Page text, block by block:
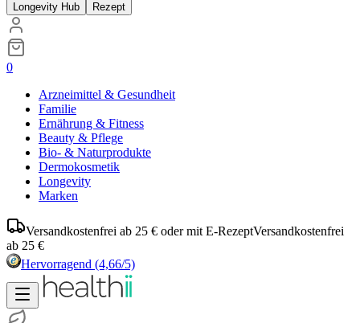
Longevity Hub Rezept
0
Arzneimittel & Gesundheit
Familie
Ernährung & Fitness
Beauty & Pflege
Bio- & Naturprodukte
Dermokosmetik
Longevity
Marken
Versandkostenfrei ab 25 € oder mit E-RezeptVersandkostenfrei
ab 25 €
Hervorragend (4,66/5)